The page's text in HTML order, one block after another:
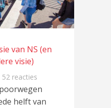
van NS (en
visie)
52 reacties
helft van